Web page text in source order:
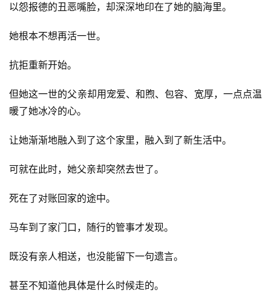
以怨报德的丑恶嘴脸，却深深地印在了她的脑海里。
她根本不想再活一世。
抗拒重新开始。
但她这一世的父亲却用宠爱、和煦、包容、宽厚，一点点温
暖了她冰冷的心。
让她渐渐地融入到了这个家里，融入到了新生活中。
可就在此时，她父亲却突然去世了。
死在了对账回家的途中。
马车到了家门口，随行的管事才发现。
既没有亲人相送，也没能留下一句遗言。
甚至不知道他具体是什么时候走的。